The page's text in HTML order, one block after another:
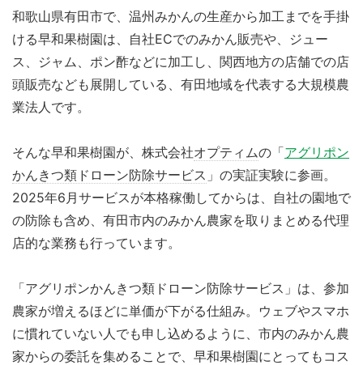
和歌山県有田市で、温州みかんの生産から加工までを手掛
ける早和果樹園は、自社ECでのみかん販売や、ジュー
ス、ジャム、ポン酢などに加工し、関西地方の店舗での店
頭販売なども展開している、有田地域を代表する大規模農
業法人です。
そんな早和果樹園が、株式会社オプティムの「アグリポン
かんきつ類ドローン防除サービス 」の実証実験に参画。
2025年6月サービスが本格稼働してからは、自社の園地で
の防除も含め、有田市内のみかん農家を取りまとめる代理
店的な業務も行っています。
「アグリポンかんきつ類ドローン防除サービス」は、参加
農家が増えるほどに単価が下がる仕組み。ウェブやスマホ
に慣れていない人でも申し込めるように、市内のみかん農
家からの委託を集めることで、早和果樹園にとってもコス